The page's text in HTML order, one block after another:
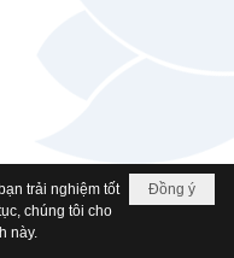
Đồng ý
trải nghiệm tốt
chúng tôi cho
này.